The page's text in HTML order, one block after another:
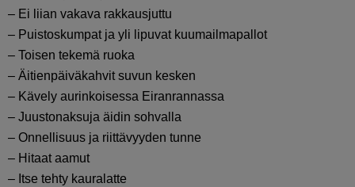
– Ei liian vakava rakkausjuttu
– Puistoskumpat ja yli lipuvat kuumailmapallot
– Toisen tekemä ruoka
– Äitienpäiväkahvit suvun kesken
– Kävely aurinkoisessa Eiranrannassa
– Juustonaksuja äidin sohvalla
– Onnellisuus ja riittävyyden tunne
– Hitaat aamut
– Itse tehty kauralatte